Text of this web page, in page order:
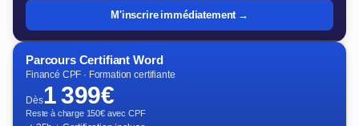
M'inscrire immédiatement →
Parcours Certifiant Word
Financé CPF · Formation certifiante
Dès1 399€
Reste à charge 150€ avec CPF